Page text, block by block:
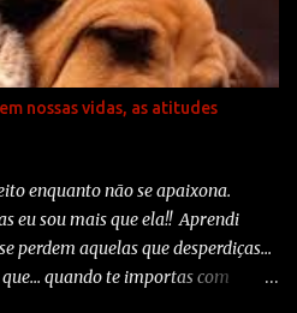
Normal. O próximo ano não
o milênio muda, mas o homem é
tem sua personalidade que nem
e aí? Fazer o quê? Acabar com
sua esperança? O que eu
E que todos saibamos
nossas vidas, as atitudes
enquanto não se apaixona.
eu sou mais que ela!! Aprendi
perdem aquelas que desperdiças...
quando te importas com